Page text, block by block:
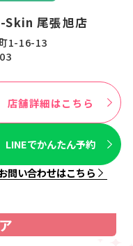
Skin 尾張旭店
1-16-13
店舗詳細はこちら
LINEでかんたん予約
問い合わせはこちら